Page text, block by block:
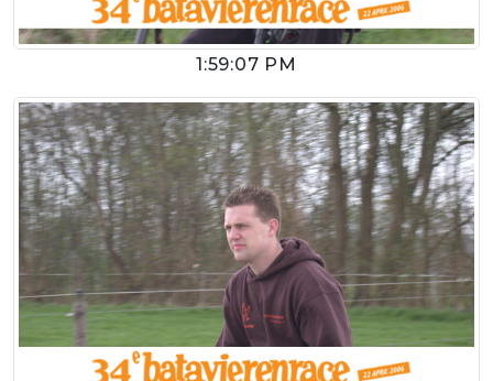
1:59:07 PM